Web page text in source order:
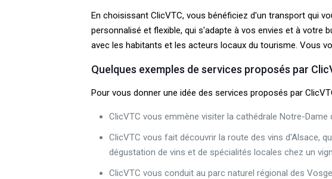
En choisissant ClicVTC, vous bénéficiez d'un transport qui
personnalisé et flexible, qui s'adapte à vos envies et à votre
avec les habitants et les acteurs locaux du tourisme. Vous
Quelques exemples de services proposés par
Pour vous donner une idée des services proposés par
ClicVTC vous emmène visiter la cathédrale Notre-
ClicVTC vous fait découvrir la route des vins d'Alsace,
dégustation de vins et de spécialités locales chez un
ClicVTC vous conduit au parc naturel régional des